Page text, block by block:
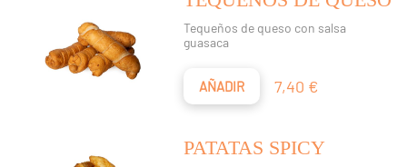
Tequeños de queso con salsa
guasaca
AÑADIR Precio
7,40 €
PATATAS SPICY